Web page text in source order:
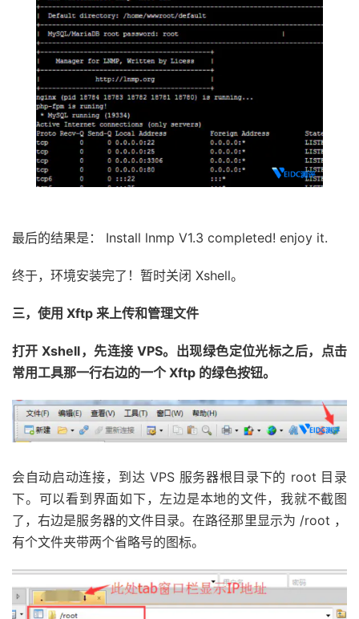
最后的结果是： Install lnmp V1.3 completed! enjoy it.
终于，环境安装完了！暂时关闭 Xshell。
三，使用 Xftp 来上传和管理文件
打开 Xshell，先连接 VPS。出现绿色定位光标之后，点击
常用工具那一行右边的一个 Xftp 的绿色按钮。
会自动启动连接，到达 VPS 服务器根目录下的 root 目录
下。可以看到界面如下，左边是本地的文件，我就不截图
了，右边是服务器的文件目录。在路径那里显示为 /root ，
有个文件夹带两个省略号的图标。